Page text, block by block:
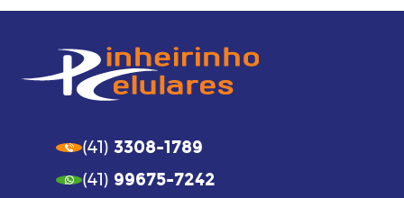
(41) 3308-1789
(41) 99675-7242